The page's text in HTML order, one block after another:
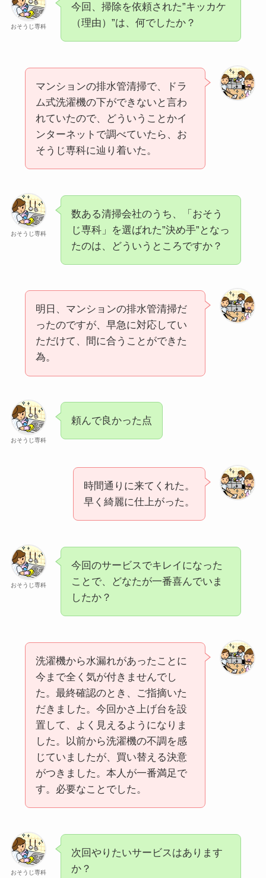
おそうじ専科
今回、掃除を依頼された”キッカケ
（理由）”は、何でしたか？
マンションの排水管清掃で、ドラ
ム式洗濯機の下ができないと言わ
れていたので、どういうことかイ
ンターネットで調べていたら、お
そうじ専科に辿り着いた。
おそうじ専科
数ある清掃会社のうち、「おそう
じ専科」を選ばれた”決め手”となっ
たのは、どういうところですか？
明日、マンションの排水管清掃だ
ったのですが、早急に対応してい
ただけて、間に合うことができた
為。
おそうじ専科
頼んで良かった点
時間通りに来てくれた。
早く綺麗に仕上がった。
おそうじ専科
今回のサービスでキレイになった
ことで、どなたが一番喜んでいま
したか？
洗濯機から水漏れがあったことに
今まで全く気が付きませんでし
た。最終確認のとき、ご指摘いた
だきました。今回かさ上げ台を設
置して、よく見えるようになりま
した。以前から洗濯機の不調を感
じていましたが、買い替える決意
がつきました。本人が一番満足で
す。必要なことでした。
おそうじ専科
次回やりたいサービスはあります
か？